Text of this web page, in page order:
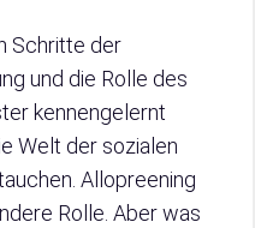
Schritte der
und die Rolle des
kennengelernt
Welt der sozialen
Allopreening
Rolle. Aber was